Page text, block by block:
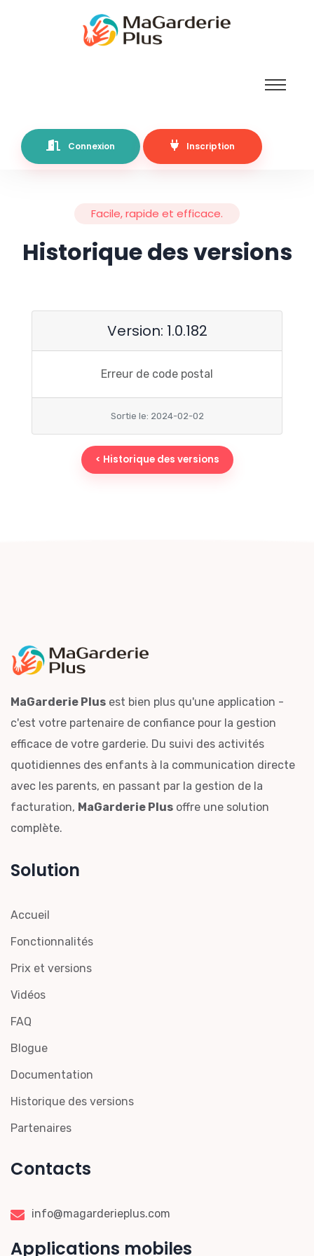
Connexion Inscription
Facile, rapide et efficace.
Historique des versions
Version: 1.0.182
Erreur de code postal
Sortie le: 2024-02-02
< Historique des versions
MaGarderie Plus est bien plus qu'une application -
c'est votre partenaire de confiance pour la gestion
efficace de votre garderie. Du suivi des activités
quotidiennes des enfants à la communication directe
avec les parents, en passant par la gestion de la
facturation, MaGarderie Plus offre une solution
complète.
Solution
Accueil
Fonctionnalités
Prix et versions
Vidéos
FAQ
Blogue
Documentation
Historique des versions
Partenaires
Contacts
info@magarderieplus.com
Applications mobiles